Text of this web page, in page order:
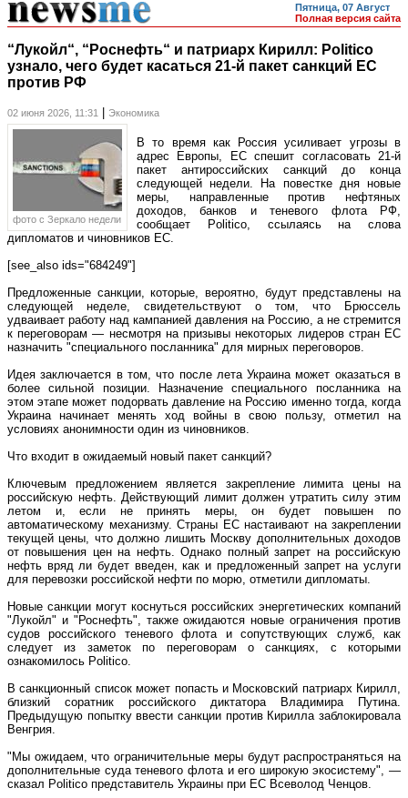
Пятница, 07 Август
Полная версия сайта
“Лукойл“, “Роснефть“ и патриарх Кирилл: Politico
узнало, чего будет касаться 21-й пакет санкций ЕС
против РФ
02 июня 2026, 11:31 Экономика
фото c Зеркало недели
В то время как Россия усиливает угрозы в
адрес Европы, ЕС спешит согласовать 21-й
пакет антироссийских санкций до конца
следующей недели. На повестке дня новые
меры, направленные против нефтяных
доходов, банков и теневого флота РФ,
сообщает Politico, ссылаясь на слова
дипломатов и чиновников ЕС.
[see_also ids="684249"]
Предложенные санкции, которые, вероятно, будут представлены на
следующей неделе, свидетельствуют о том, что Брюссель
удваивает работу над кампанией давления на Россию, а не стремится
к переговорам — несмотря на призывы некоторых лидеров стран ЕС
назначить "специального посланника" для мирных переговоров.
Идея заключается в том, что после лета Украина может оказаться в
более сильной позиции. Назначение специального посланника на
этом этапе может подорвать давление на Россию именно тогда, когда
Украина начинает менять ход войны в свою пользу, отметил на
условиях анонимности один из чиновников.
Что входит в ожидаемый новый пакет санкций?
Ключевым предложением является закрепление лимита цены на
российскую нефть. Действующий лимит должен утратить силу этим
летом и, если не принять меры, он будет повышен по
автоматическому механизму. Страны ЕС настаивают на закреплении
текущей цены, что должно лишить Москву дополнительных доходов
от повышения цен на нефть. Однако полный запрет на российскую
нефть вряд ли будет введен, как и предложенный запрет на услуги
для перевозки российской нефти по морю, отметили дипломаты.
Новые санкции могут коснуться российских энергетических компаний
"Лукойл" и "Роснефть", также ожидаются новые ограничения против
судов российского теневого флота и сопутствующих служб, как
следует из заметок по переговорам о санкциях, с которыми
ознакомилось Politico.
В санкционный список может попасть и Московский патриарх Кирилл,
близкий соратник российского диктатора Владимира Путина.
Предыдущую попытку ввести санкции против Кирилла заблокировала
Венгрия.
"Мы ожидаем, что ограничительные меры будут распространяться на
дополнительные суда теневого флота и его широкую экосистему", —
сказал Politico представитель Украины при ЕС Всеволод Ченцов.